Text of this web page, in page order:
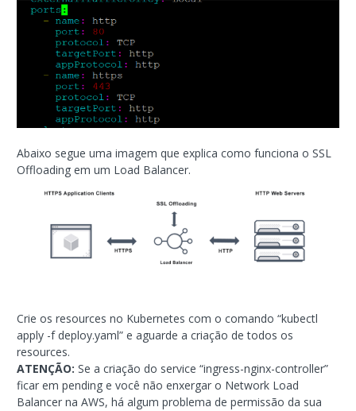
Abaixo segue uma imagem que explica como funciona o SSL
Offloading em um Load Balancer.
Crie os resources no Kubernetes com o comando “kubectl
apply -f deploy.yaml” e aguarde a criação de todos os
resources.
ATENÇÃO: Se a criação do service “ingress-nginx-controller”
ficar em pending e você não enxergar o Network Load
Balancer na AWS, há algum problema de permissão da sua